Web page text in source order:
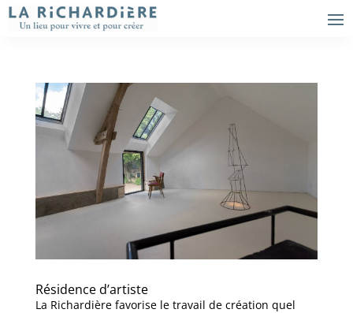
Résidence d’artiste
La Richardière favorise le travail de création quel